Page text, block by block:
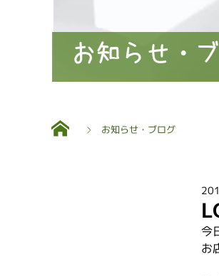
お知らせ・
お知らせ・ブログ
今
お